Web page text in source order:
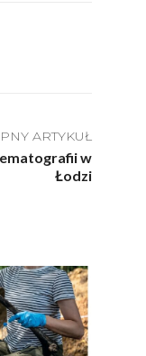
ARTYKUŁ
w
Łodzi